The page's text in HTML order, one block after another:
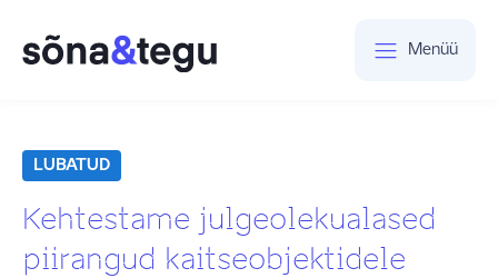
Menüü
LUBATUD
Kehtestame julgeolekualased
piirangud kaitseobjektidele